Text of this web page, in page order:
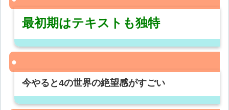
最初期はテキストも独特
今やると4の世界の絶望感がすごい